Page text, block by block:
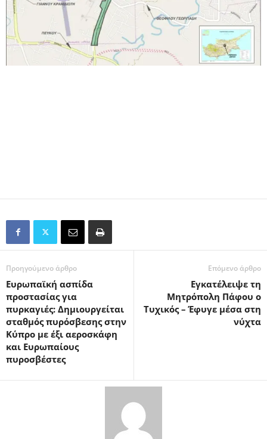
Προηγούμενο άρθρο
Ευρωπαϊκή ασπίδα
προστασίας για
πυρκαγιές: Δημιουργείται
σταθμός πυρόσβεσης στην
Κύπρο με έξι αεροσκάφη
και Ευρωπαίους
πυροσβέστες
Επόμενο άρθρο
Eγκατέλειψε τη
Μητρόπολη Πάφου ο
Τυχικός – Έφυγε μέσα στη
νύχτα